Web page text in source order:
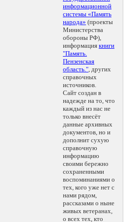
информационной
системы «Память
народа» (проекты
Министерства
обороны РФ),
информация книги
"Память.
Пензенская
область.", других
справочных
источников.
Сайт создан в
надежде на то, что
каждый из нас не
только внесёт
данные архивных
документов, но и
дополнит сухую
справочную
информацию
своими бережно
сохраненными
воспоминаниями о
тех, кого уже нет с
нами рядом,
рассказами о ныне
живых ветеранах,
о всех тех, кто